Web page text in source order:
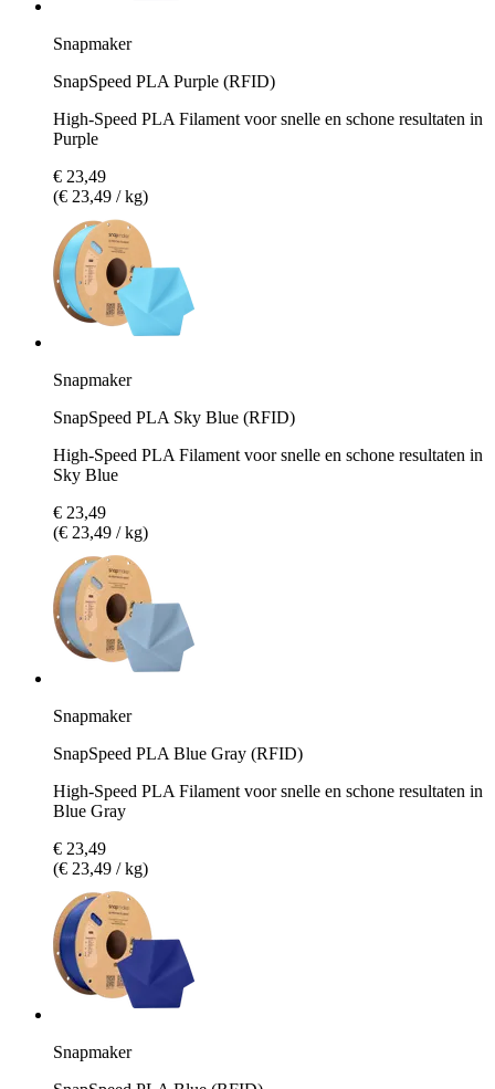
Snapmaker
SnapSpeed PLA Purple (RFID)
High-Speed PLA Filament voor snelle en schone resultaten in
Purple
€ 23,49
(€ 23,49 / kg)
Snapmaker
SnapSpeed PLA Sky Blue (RFID)
High-Speed PLA Filament voor snelle en schone resultaten in
Sky Blue
€ 23,49
(€ 23,49 / kg)
Snapmaker
SnapSpeed PLA Blue Gray (RFID)
High-Speed PLA Filament voor snelle en schone resultaten in
Blue Gray
€ 23,49
(€ 23,49 / kg)
Snapmaker